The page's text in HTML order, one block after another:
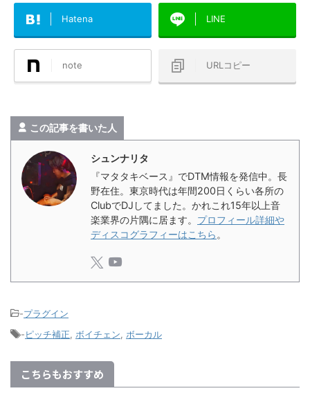
Hatena LINE
note URLコピー
この記事を書いた人
シュンナリタ
『マタタキベース』でDTM情報を発信中。長
野在住。東京時代は年間200日くらい各所の
ClubでDJしてました。かれこれ15年以上音
楽業界の片隅に居ます。 プロフィール詳細や
ディスコグラフィーはこちら 。
-プラグイン
-ピッチ補正, ボイチェン, ボーカル
こちらもおすすめ